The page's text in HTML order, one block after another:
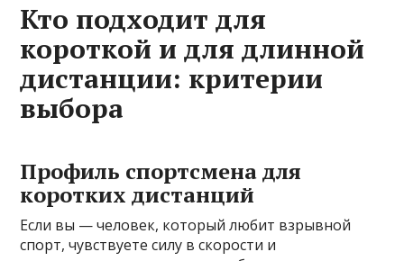
Кто подходит для
короткой и для длинной
дистанции: критерии
выбора
Профиль спортсмена для
коротких дистанций
Если вы — человек, который любит взрывной
спорт, чувствуете силу в скорости и